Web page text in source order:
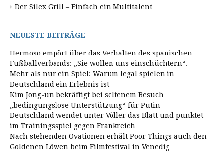
Der Silex Grill – Einfach ein Multitalent
NEUESTE BEITRÄGE
Hermoso empört über das Verhalten des spanischen
Fußballverbands: „Sie wollen uns einschüchtern“.
Mehr als nur ein Spiel: Warum legal spielen in
Deutschland ein Erlebnis ist
Kim Jong-un bekräftigt bei seltenem Besuch
„bedingungslose Unterstützung“ für Putin
Deutschland wendet unter Völler das Blatt und punktet
im Trainingsspiel gegen Frankreich
Nach stehenden Ovationen erhält Poor Things auch den
Goldenen Löwen beim Filmfestival in Venedig